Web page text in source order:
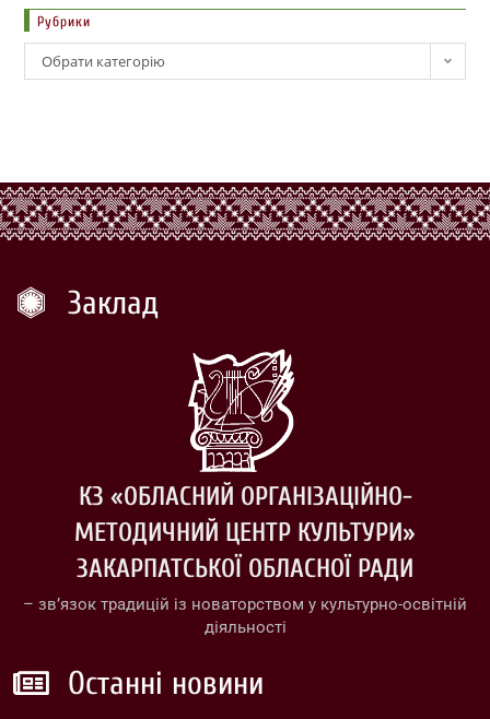
Рубрики
Обрати категорію
Заклад
КЗ «ОБЛАСНИЙ ОРГАНІЗАЦІЙНО-
МЕТОДИЧНИЙ ЦЕНТР КУЛЬТУРИ»
ЗАКАРПАТСЬКОЇ ОБЛАСНОЇ РАДИ
– зв’язок традицій із новаторством у культурно-освітній
діяльності
Останні новини